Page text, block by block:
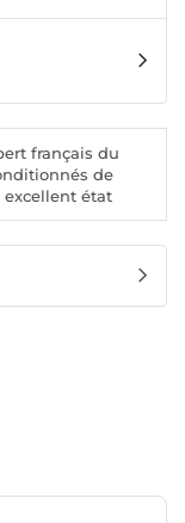
français du
de
état